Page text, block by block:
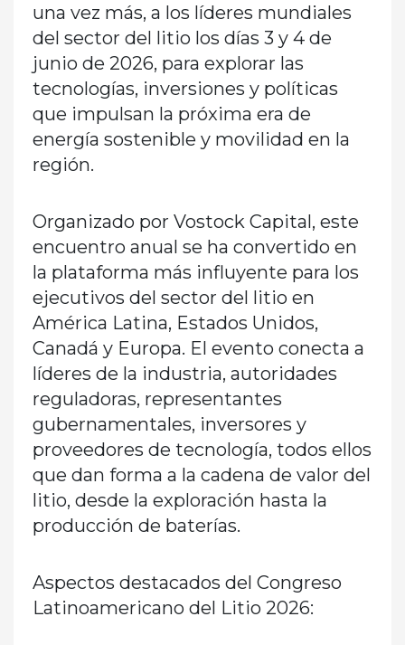
una vez más, a los líderes mundiales
del sector del litio los días 3 y 4 de
junio de 2026, para explorar las
tecnologías, inversiones y políticas
que impulsan la próxima era de
energía sostenible y movilidad en la
región.
Organizado por Vostock Capital, este
encuentro anual se ha convertido en
la plataforma más influyente para los
ejecutivos del sector del litio en
América Latina, Estados Unidos,
Canadá y Europa. El evento conecta a
líderes de la industria, autoridades
reguladoras, representantes
gubernamentales, inversores y
proveedores de tecnología, todos ellos
que dan forma a la cadena de valor del
litio, desde la exploración hasta la
producción de baterías.
Aspectos destacados del Congreso
Latinoamericano del Litio 2026: